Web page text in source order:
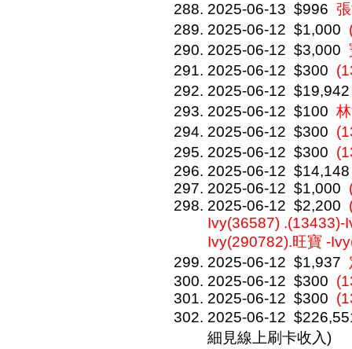
2025-06-13 $996
2025-06-12 $1,000
2025-06-12 $3,000
2025-06-12 $300
2025-06-12 $19,942
2025-06-12 $100
2025-06-12 $300
2025-06-12 $300
2025-06-12 $14,148
2025-06-12 $1,000
2025-06-12 $2,200
Ivy(36587) .(13433)-
Ivy(290782).旺寶 -
2025-06-12 $1,937
2025-06-12 $300
2025-06-12 $300
2025-06-12
細見線上刷卡收入)